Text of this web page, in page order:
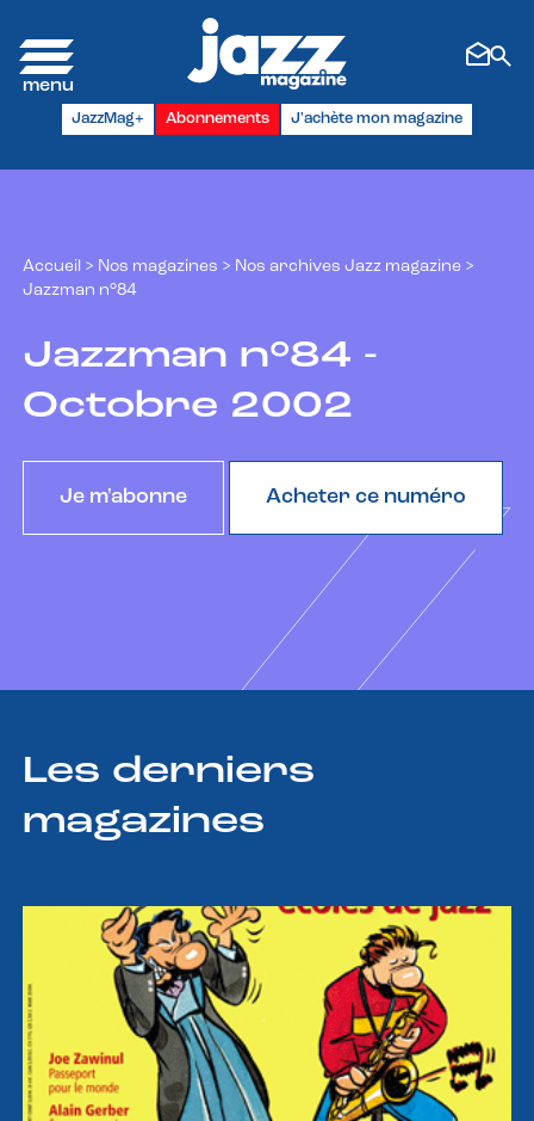
JazzMag+ Abonnements J'achète mon magazine
Accueil > Nos magazines > Nos archives Jazz magazine >
Jazzman n°84
Jazzman n°84 -
Octobre 2002
Je m'abonne Acheter ce numéro
Les derniers
magazines